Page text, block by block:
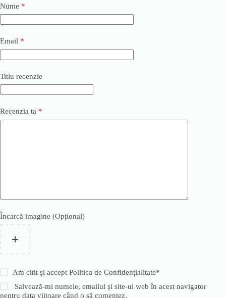
Nume *
Email *
Titlu recenzie
Recenzia ta *
Încarcă imagine (Opțional)
Am citit și acceptPolitica de Confidențialitate*
Salvează-mi numele, emailul și site-ul web în acest navigator
pentru data viitoare când o să comentez.